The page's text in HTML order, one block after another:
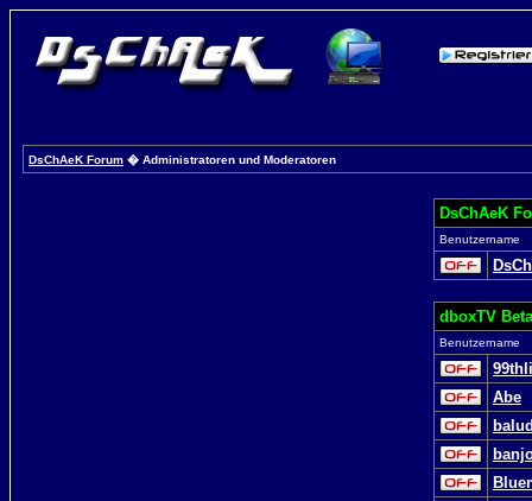
DsChAeK Forum � Administratoren und Moderatoren
DsChAeK
Benutzername
dboxTV
Benutzername
Abe